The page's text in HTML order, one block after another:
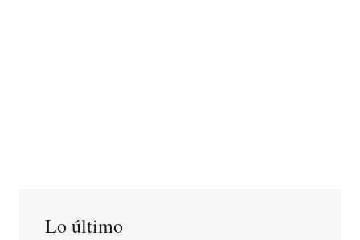
Lo último